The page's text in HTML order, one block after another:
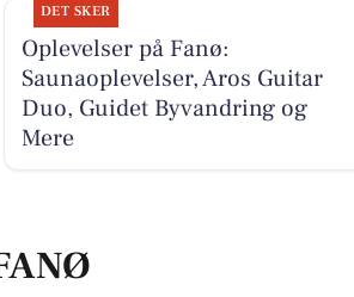
DET SKER
Oplevelser på Fanø:
Saunaoplevelser, Aros Guitar
Duo, Guidet Byvandring og
Mere